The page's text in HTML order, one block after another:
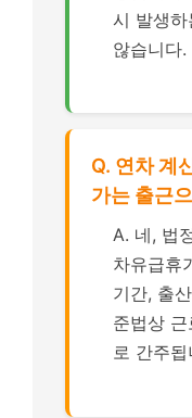
시 발생
않습니다.
Q. 연차 계
가는 출근
A. 네, 법
차유급휴
기간, 출
준법상
로 간주됩